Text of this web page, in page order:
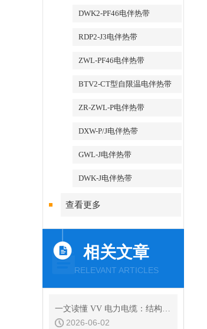
DWK2-PF46电伴热带
RDP2-J3电伴热带
ZWL-PF46电伴热带
BTV2-CT型自限温电伴热带
ZR-ZWL-P电伴热带
DXW-P/J电伴热带
GWL-J电伴热带
DWK-J电伴热带
查看更多
相关文章
RELEVANT ARTICLES
一文读懂 VV 电力电缆：结构、优势与应用价值
2026-06-02